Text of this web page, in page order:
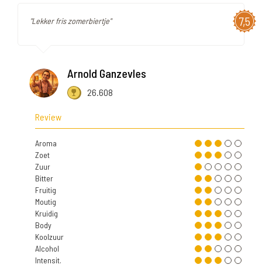
7,5
"Lekker fris zomerbiertje"
Arnold Ganzevles
26.608
Review
Aroma
Zoet
Zuur
Bitter
Fruitig
Moutig
Kruidig
Body
Koolzuur
Alcohol
Intensit.